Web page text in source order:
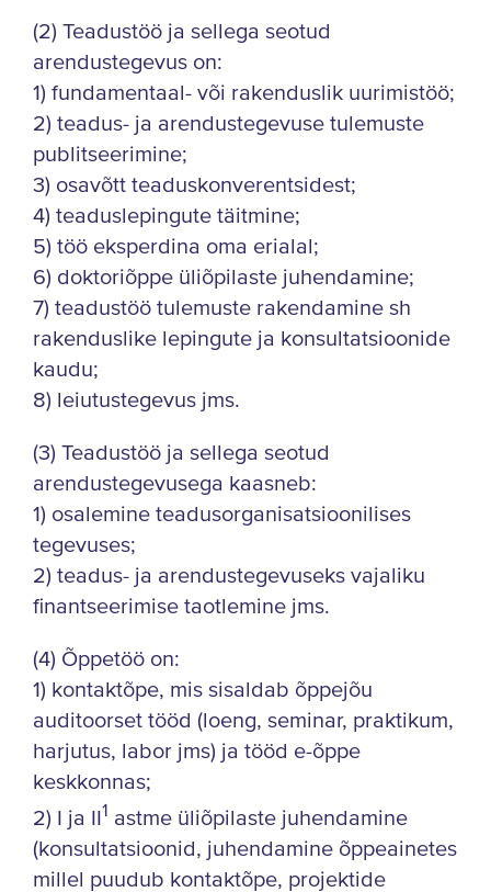
(2) Teadustöö ja sellega seotud
arendustegevus on:
1) fundamentaal- või rakenduslik uurimistöö;
2) teadus- ja arendustegevuse tulemuste
publitseerimine;
3) osavõtt teaduskonverentsidest;
4) teaduslepingute täitmine;
5) töö eksperdina oma erialal;
6) doktoriõppe üliõpilaste juhendamine;
7) teadustöö tulemuste rakendamine sh
rakenduslike lepingute ja konsultatsioonide
kaudu;
8) leiutustegevus jms.
(3) Teadustöö ja sellega seotud
arendustegevusega kaasneb:
1) osalemine teadusorganisatsioonilises
tegevuses;
2) teadus- ja arendustegevuseks vajaliku
finantseerimise taotlemine jms.
(4) Õppetöö on:
1) kontaktõpe, mis sisaldab õppejõu
auditoorset tööd (loeng, seminar, praktikum,
harjutus, labor jms) ja tööd e-õppe
keskkonnas;
2) I ja II1 astme üliõpilaste juhendamine
(konsultatsioonid, juhendamine õppeainetes
millel puudub kontaktõpe, projektide